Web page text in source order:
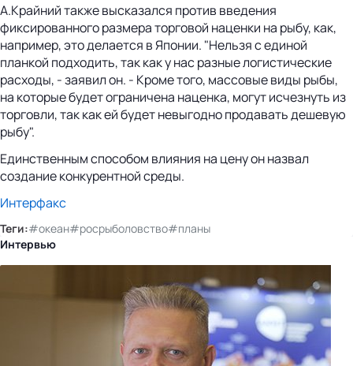
А.Крайний также высказался против введения
фиксированного размера торговой наценки на рыбу, как,
например, это делается в Японии. "Нельзя с единой
планкой подходить, так как у нас разные логистические
расходы, - заявил он. - Кроме того, массовые виды рыбы,
на которые будет ограничена наценка, могут исчезнуть из
торговли, так как ей будет невыгодно продавать дешевую
рыбу".
Единственным способом влияния на цену он назвал
создание конкурентной среды.
Интерфакс
Теги:#океан#росрыболовство#планы
Интервью